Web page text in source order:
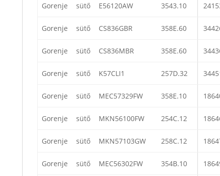
Gorenje sütő E56120AW 3543.10
Gorenje sütő CS836GBR 358E.60
Gorenje sütő CS836MBR 358E.60
Gorenje sütő K57CLI1 257D.32
Gorenje sütő MEC57329FW 358E.10
Gorenje sütő MKN56100FW 254C.12
Gorenje sütő MKN57103GW 258C.12
Gorenje sütő MEC56302FW 354B.10